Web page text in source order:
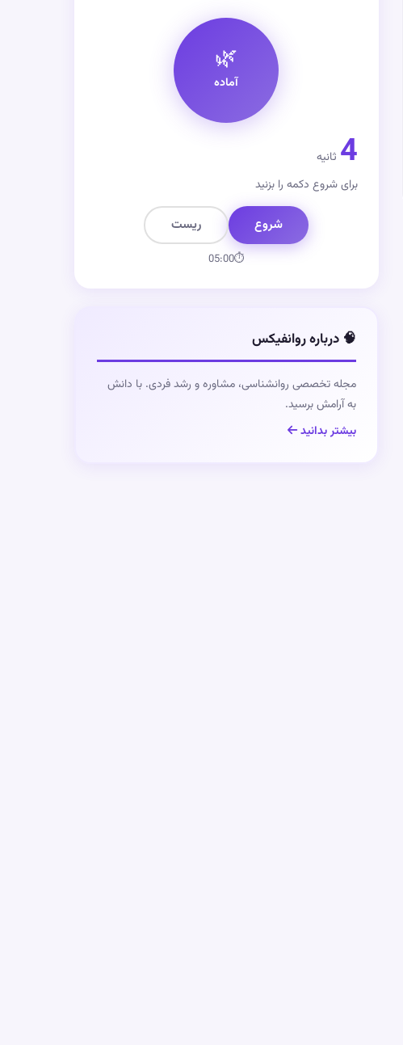
🌿
آماده
4 ثانیه
برای شروع دکمه را بزنید
شروع ریست
⏱
05:00
🧠 درباره روانفیکس
مجله تخصصی روانشناسی، مشاوره و رشد فردی. با دانش
به آرامش برسید.
بیشتر بدانید